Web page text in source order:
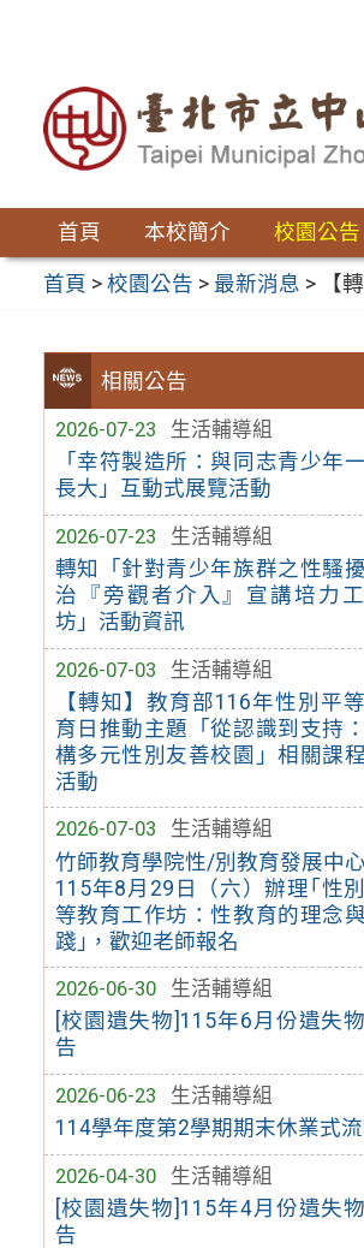
首頁 本校簡介 校園公告
首頁 >校園公告 > 最新消息 > 【
相關公告
2026-07-23
生活輔導組
「幸符製造所：與同志青少年
長大」互動式展覽活動
2026-07-23
生活輔導組
轉知「針對青少年族群之性騷
治『旁觀者介入』宣講培力
坊」活動資訊
2026-07-03
生活輔導組
【轉知】教育部116年性別平
育日推動主題「從認識到支持
構多元性別友善校園」相關課
活動
2026-07-03
生活輔導組
竹師教育學院性/別教育發展中
115年8月29日（六）辦理｢性
等教育工作坊：性教育的理念
踐｣，歡迎老師報名
2026-06-30
生活輔導組
[校園遺失物]115年6月份遺失
告
2026-06-23
生活輔導組
114學年度第2學期期末休業式
2026-04-30
生活輔導組
[校園遺失物]115年4月份遺失
告